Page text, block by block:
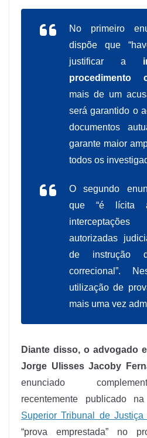
No primeiro
dispõe que
justificar a
procedimento
mais de um
será garantido o
documentos
garante maior
todos os
O segundo
que “é lícita
autorizadas
de instrução
correcional”.
utilização de
mais uma vez
Diante disso, o advogado
Jorge Ulisses Jacoby
enunciado
recentemente publicado na
Superior Tribunal de Justiça
“prova emprestada” no